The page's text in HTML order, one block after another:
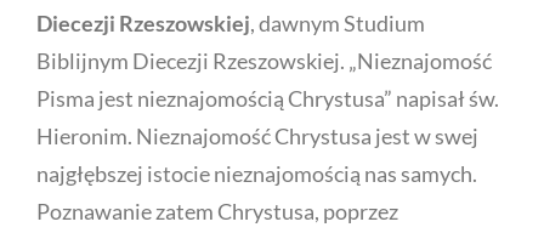
Diecezji Rzeszowskiej, dawnym Studium
Biblijnym Diecezji Rzeszowskiej. „Nieznajomość
Pisma jest nieznajomością Chrystusa” napisał św.
Hieronim. Nieznajomość Chrystusa jest w swej
najgłębszej istocie nieznajomością nas samych.
Poznawanie zatem Chrystusa, poprzez